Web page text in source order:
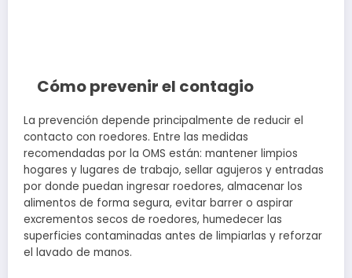
Cómo prevenir el contagio
La prevención depende principalmente de reducir el
contacto con roedores. Entre las medidas
recomendadas por la OMS están: mantener limpios
hogares y lugares de trabajo, sellar agujeros y entradas
por donde puedan ingresar roedores, almacenar los
alimentos de forma segura, evitar barrer o aspirar
excrementos secos de roedores, humedecer las
superficies contaminadas antes de limpiarlas y reforzar
el lavado de manos.